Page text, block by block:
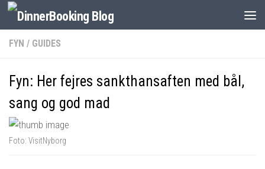
FYN / GUIDES
Fyn: Her fejres sankthansaften med bål,
sang og god mad
Foto: VisitNyborg